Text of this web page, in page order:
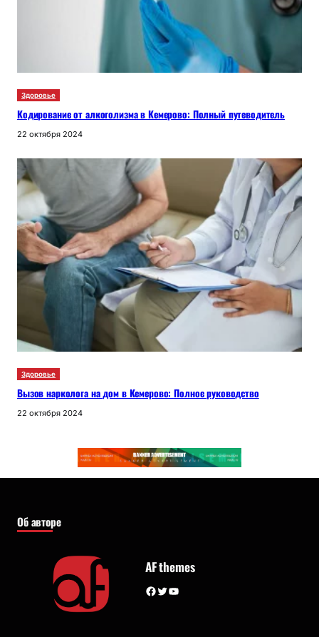
Здоровье
Кодирование от алкоголизма в Кемерово: Полный путеводитель
22 октября 2024
Здоровье
Вызов нарколога на дом в Кемерово: Полное руководство
22 октября 2024
Об авторе
AF themes
Facebook Twitter YouTube